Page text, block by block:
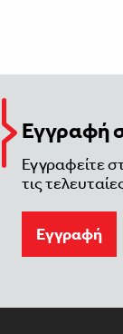
Εγγραφή
Εγγραφείτε
τις
Eγγραφή